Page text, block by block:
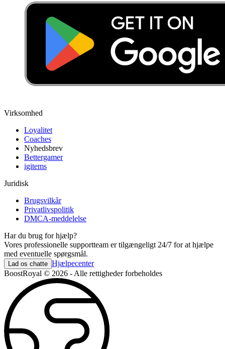
Virksomhed
Loyalitet
Coaches
Nyhedsbrev
Bettergamer
igitems
Juridisk
Brugsvilkår
Privatlivspolitik
DMCA-meddelelse
Har du brug for hjælp?
Vores professionelle supportteam er tilgængeligt 24/7 for at hjælpe
med eventuelle spørgsmål.
Lad os chatte Hjælpecenter
BoostRoyal © 2026 - Alle rettigheder forbeholdes